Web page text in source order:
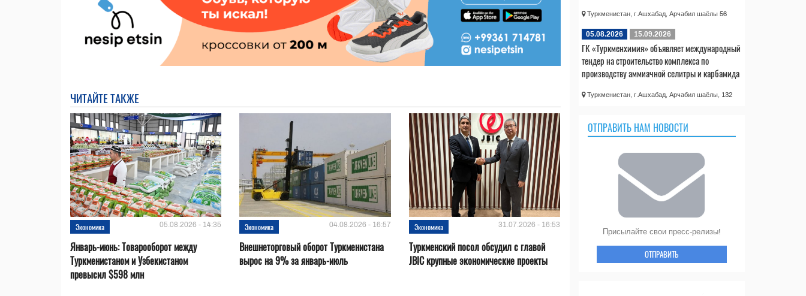
ЧИТАЙТЕ ТАКЖЕ
Экономика 05.08.2026 - 14:35
Январь-июнь: Товарооборот между
Туркменистаном и Узбекистаном
превысил $598 млн
Экономика 04.08.2026 - 16:57
Внешнеторговый оборот Туркменистана
вырос на 9% за январь-июль
Экономика 31.07.2026 - 16:53
Туркменский посол обсудил с главой
JBIC крупные экономические проекты
Туркменистан, г.Ашхабад, Арчабил шаёлы 56
05.08.2026 15.09.2026
ГК «Туркменхимия» объявляет международный
тендер на строительство комплекса по
производству аммиачной селитры и карбамида
Туркменистан, г.Ашхабад, Арчабил шаёлы, 132
ОТПРАВИТЬ НАМ НОВОСТИ
Присылайте свои пресс-релизы!
ОТПРАВИТЬ